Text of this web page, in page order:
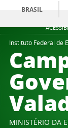
BRASIL
Instituto Federal de
MINISTÉRIO DA